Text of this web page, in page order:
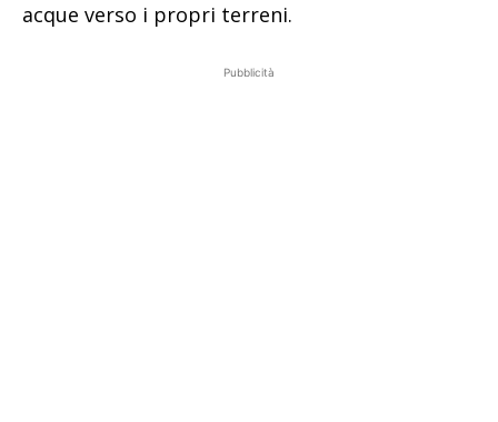
acque verso i propri terreni.
Pubblicità